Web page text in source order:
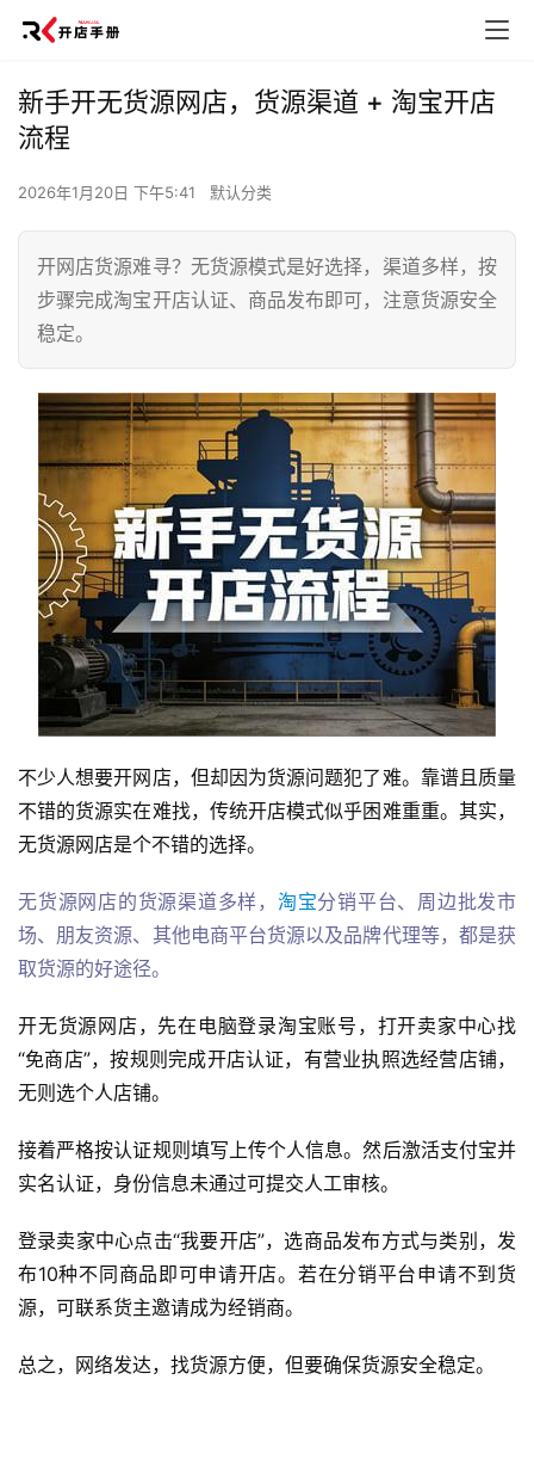
新手开无货源网店，货源渠道 + 淘宝开店
流程
2026年1月20日 下午5:41 默认分类
开网店货源难寻？无货源模式是好选择，渠道多样，按
步骤完成淘宝开店认证、商品发布即可，注意货源安全
稳定。
不少人想要开网店，但却因为货源问题犯了难。靠谱且质量
不错的货源实在难找，传统开店模式似乎困难重重。其实，
无货源网店是个不错的选择。
无货源网店的货源渠道多样， 淘宝分销平台、周边批发市
场、朋友资源、其他电商平台货源以及品牌代理等，都是获
取货源的好途径。
开无货源网店，先在电脑登录淘宝账号，打开卖家中心找
“免商店”，按规则完成开店认证，有营业执照选经营店铺，
无则选个人店铺。
接着严格按认证规则填写上传个人信息。然后激活支付宝并
实名认证，身份信息未通过可提交人工审核。
登录卖家中心点击“我要开店”，选商品发布方式与类别，发
布10种不同商品即可申请开店。若在分销平台申请不到货
源，可联系货主邀请成为经销商。
总之，网络发达，找货源方便，但要确保货源安全稳定。